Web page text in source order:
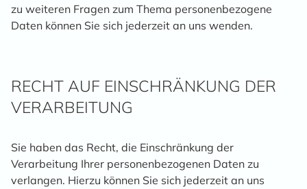
zu weiteren Fragen zum Thema personenbezogene
Daten können Sie sich jederzeit an uns wenden.
RECHT AUF EINSCHRÄNKUNG DER
VERARBEITUNG
Sie haben das Recht, die Einschränkung der
Verarbeitung Ihrer personenbezogenen Daten zu
verlangen. Hierzu können Sie sich jederzeit an uns